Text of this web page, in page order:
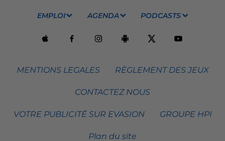
EMPLOI AGENDA PODCASTS
MENTIONS LEGALES RÈGLEMENT DES JEUX
CONTACTEZ NOUS
VOTRE PUBLICITÉ SUR EVASION GROUPE HPI
Plan du site